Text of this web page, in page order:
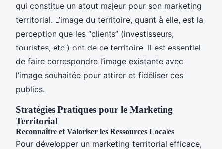
qui constitue un atout majeur pour son marketing
territorial. L’image du territoire, quant à elle, est la
perception que les “clients” (investisseurs,
touristes, etc.) ont de ce territoire. Il est essentiel
de faire correspondre l’image existante avec
l’image souhaitée pour attirer et fidéliser ces
publics.
Stratégies Pratiques pour le Marketing
Territorial
Reconnaître et Valoriser les Ressources Locales
Pour développer un marketing territorial efficace,